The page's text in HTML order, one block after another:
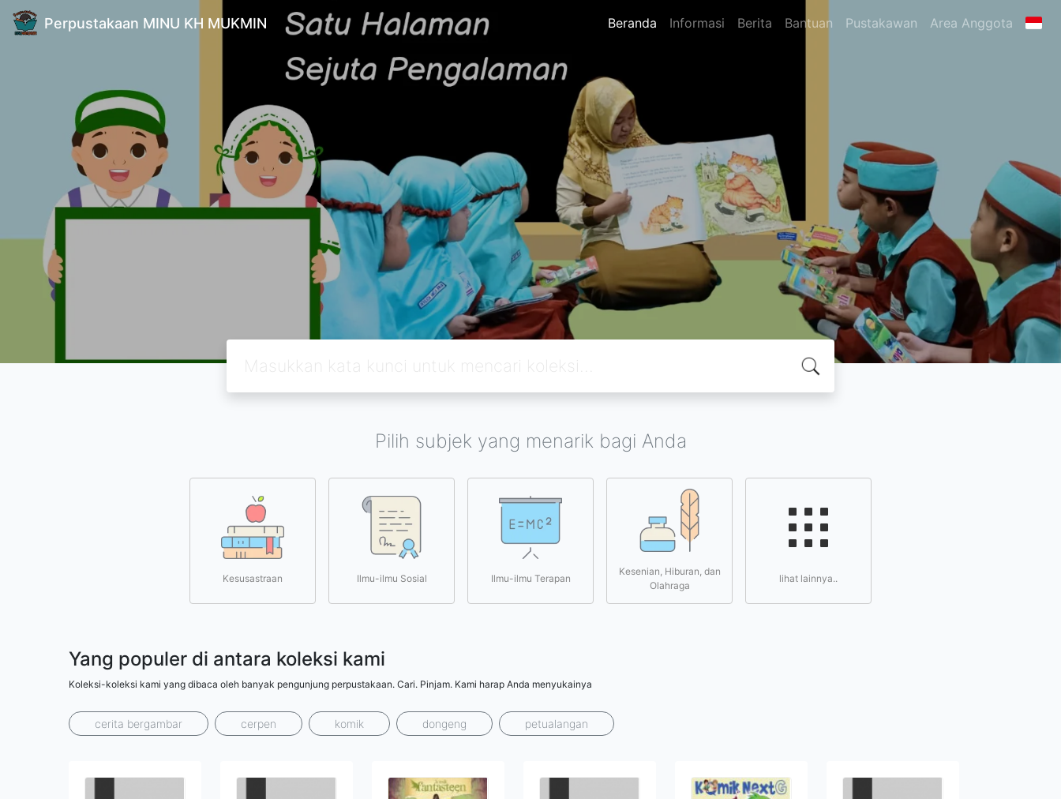
Perpustakaan MINU KH MUKMIN Beranda Informasi Berita Bantuan Pustakawan Area Anggota
Pilih subjek yang menarik bagi Anda
Kesusastraan Ilmu-ilmu Sosial Ilmu-ilmu Terapan
Kesenian, Hiburan, dan
Olahraga
lihat lainnya..
Yang populer di antara koleksi kami
Koleksi-koleksi kami yang dibaca oleh banyak pengunjung perpustakaan. Cari. Pinjam. Kami harap Anda menyukainya
cerita bergambar cerpen komik dongeng petualangan